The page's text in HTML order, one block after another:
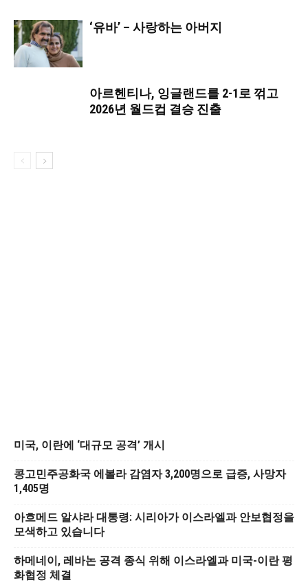
‘유바’ – 사랑하는 아버지
아르헨티나, 잉글랜드를 2-1로 꺾고
2026년 월드컵 결승 진출
미국, 이란에 ‘대규모 공격’ 개시
콩고민주공화국 에볼라 감염자 3,200명으로 급증, 사망자
1,405명
아흐메드 알샤라 대통령: 시리아가 이스라엘과 안보협정을
모색하고 있습니다
하메네이, 레바논 공격 종식 위해 이스라엘과 미국-이란 평
화협정 체결